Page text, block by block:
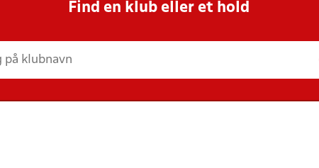
Find en klub eller et hold